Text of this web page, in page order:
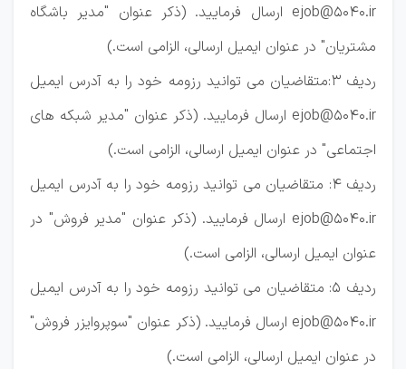
ejob@5040.ir ارسال فرمایید. (ذکر عنوان "مدیر باشگاه
مشتریان" در عنوان ایمیل ارسالی، الزامی است.)
ردیف 3:متقاضیان می توانید رزومه خود را به آدرس ایمیل
ejob@5040.ir ارسال فرمایید. (ذکر عنوان "مدیر شبکه های
اجتماعی" در عنوان ایمیل ارسالی، الزامی است.)
ردیف 4:
متقاضیان می توانید رزومه خود را به آدرس ایمیل
ejob@5040.ir ارسال فرمایید. (ذکر عنوان "مدیر فروش" در
عنوان ایمیل ارسالی، الزامی است.)
ردیف 5:
متقاضیان می توانید رزومه خود را به آدرس ایمیل
ejob@5040.ir ارسال فرمایید. (ذکر عنوان "سوپروایزر فروش"
در عنوان ایمیل ارسالی، الزامی است.)